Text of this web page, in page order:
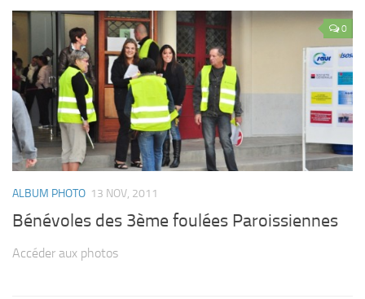
0
ALBUM PHOTO 13 NOV, 2011
Bénévoles des 3ème foulées Paroissiennes
Accéder aux photos